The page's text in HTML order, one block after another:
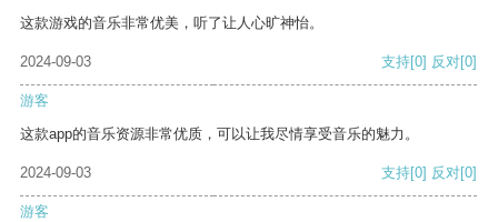
这款游戏的音乐非常优美，听了让人心旷神怡。
2024-09-03 支持[0] 反对[0]
游客
这款app的音乐资源非常优质，可以让我尽情享受音乐的魅力。
2024-09-03 支持[0] 反对[0]
游客